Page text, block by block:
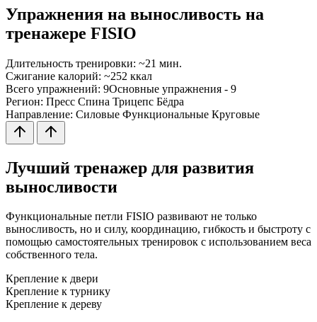
Упражнения на выносливость на
тренажере FISIO
Длительность тренировки: ~21 мин.
Сжигание калорий: ~252 ккал
Всего упражнений: 9Основные упражнения - 9
Регион: Пресс Спина Трицепс Бёдра
Направление: Силовые Функциональные Круговые
Лучший тренажер для развития
выносливости
Функциональные петли FISIO развивают не только
выносливость, но и силу, координацию, гибкость и быстроту с
помощью самостоятельных тренировок с использованием веса
собственного тела.
Крепление к двери
Крепление к турнику
Крепление к дереву